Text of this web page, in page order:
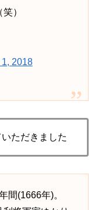
）
2018
ただきました
間(1666年)。